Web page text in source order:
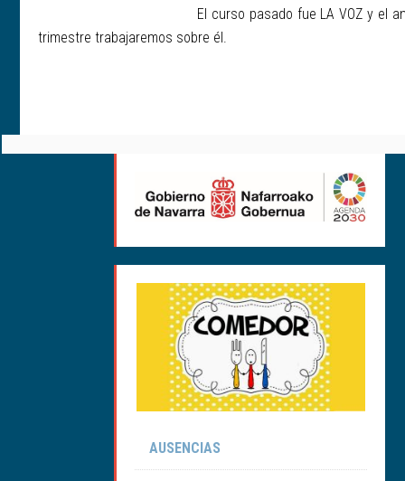
El curso pasado fue LA VOZ y el anterior
trimestre trabajaremos sobre él.
AUSENCIAS